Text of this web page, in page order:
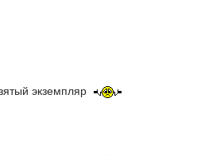
экземпляр